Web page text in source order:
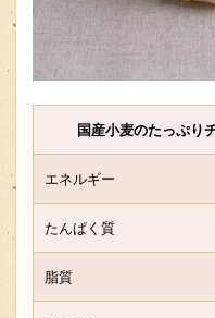
国産小麦のたっぷり
エネルギー
たんぱく質
脂質